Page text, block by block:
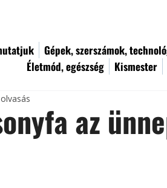
Gépek, szerszámok,
Életmód, egészség
Kismester
az